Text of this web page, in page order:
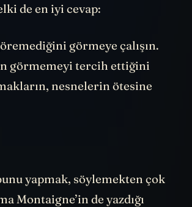
bir soru sorulduğunda
görmeye çalışın.
görmemeyi tercih ettiğini
nesnelerin ötesine
yapmak, söylemekten çok